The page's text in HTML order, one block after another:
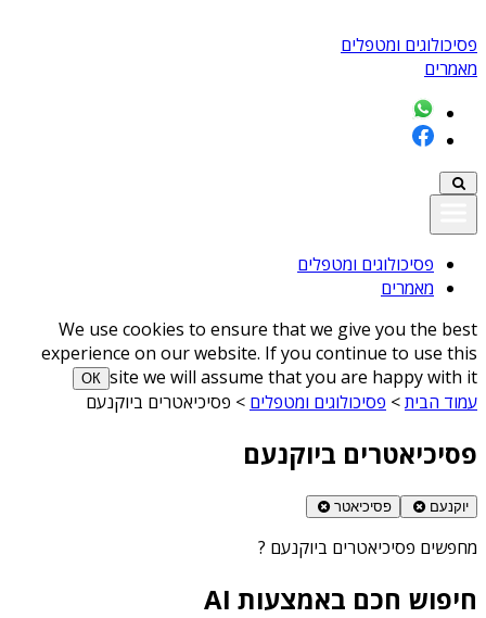
פסיכולוגים ומטפלים
מאמרים
פסיכולוגים ומטפלים
מאמרים
We use cookies to ensure that we give you the best
experience on our website. If you continue to use this
site we will assume that you are happy with it
ОК
עמוד הבית> פסיכולוגים ומטפלים > פסיכיאטרים ביוקנעם
פסיכיאטרים ביוקנעם
יוקנעם פסיכיאטר
מחפשים פסיכיאטרים ביוקנעם ?
חיפוש חכם באמצעות AI